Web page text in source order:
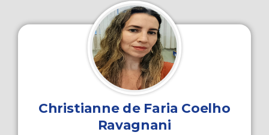
Christianne de Faria Coelho
Ravagnani